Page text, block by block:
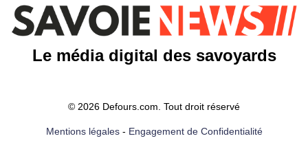
Le média digital des savoyards
© 2026 Defours.com. Tout droit réservé
Mentions légales- Engagement de Confidentialité